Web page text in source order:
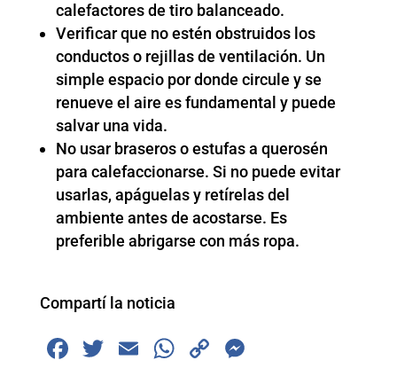
calefactores de tiro balanceado.
Verificar que no estén obstruidos los
conductos o rejillas de ventilación. Un
simple espacio por donde circule y se
renueve el aire es fundamental y puede
salvar una vida.
No usar braseros o estufas a querosén
para calefaccionarse. Si no puede evitar
usarlas, apáguelas y retírelas del
ambiente antes de acostarse. Es
preferible abrigarse con más ropa.
Compartí la noticia
F
T
E
W
C